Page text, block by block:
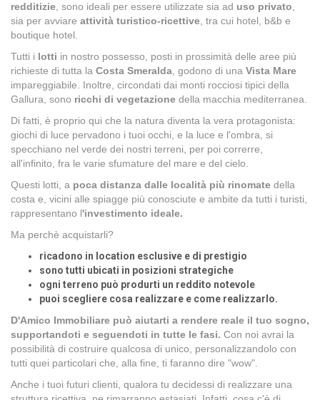
redditizie, sono ideali per essere utilizzate sia ad uso privato,
sia per avviare attività turistico-ricettive, tra cui hotel, b&b e
boutique hotel.
Tutti i lotti in nostro possesso, posti in prossimità delle aree più
richieste di tutta la Costa Smeralda, godono di una Vista Mare
impareggiabile. Inoltre, circondati dai monti rocciosi tipici della
Gallura, sono ricchi di vegetazione della macchia mediterranea.
Di fatti, è proprio qui che la natura diventa la vera protagonista:
giochi di luce pervadono i tuoi occhi, e la luce e l'ombra, si
specchiano nel verde dei nostri terreni, per poi correrre,
all'infinito, fra le varie sfumature del mare e del cielo.
Questi lotti, a poca distanza dalle località più rinomate della
costa e, vicini alle spiagge più conosciute e ambite da tutti i turisti,
rappresentano l'investimento ideale.
Ma perchè acquistarli?
ricadono in location esclusive e di prestigio
sono tutti ubicati in posizioni strategiche
ogni terreno può produrti un reddito notevole
puoi scegliere cosa realizzare e come realizzarlo.
D'Amico Immobiliare può aiutarti a rendere reale il tuo sogno,
supportandoti e seguendoti in tutte le fasi. Con noi avrai la
possibilità di costruire qualcosa di unico, personalizzandolo con
tutti quei particolari che, alla fine, ti faranno dire "wow".
Anche i tuoi futuri clienti, qualora tu decidessi di realizzare una